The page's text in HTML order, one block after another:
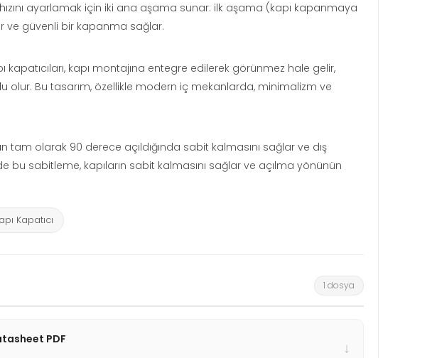
hızını ayarlamak için iki ana aşama sunar: ilk aşama (kapı kapanmaya
ve güvenli bir kapanma sağlar.
kapı montajına entegre edilerek görünmez hale gelir,
olur. Bu tasarım, özellikle modern iç mekanlarda, minimalizm ve
tam olarak 90 derece açıldığında sabit kalmasını sağlar ve dış
sabitleme, kapıların sabit kalmasını sağlar ve açılma yönünün
Kapatıcı
1 dosya
PDF ↓